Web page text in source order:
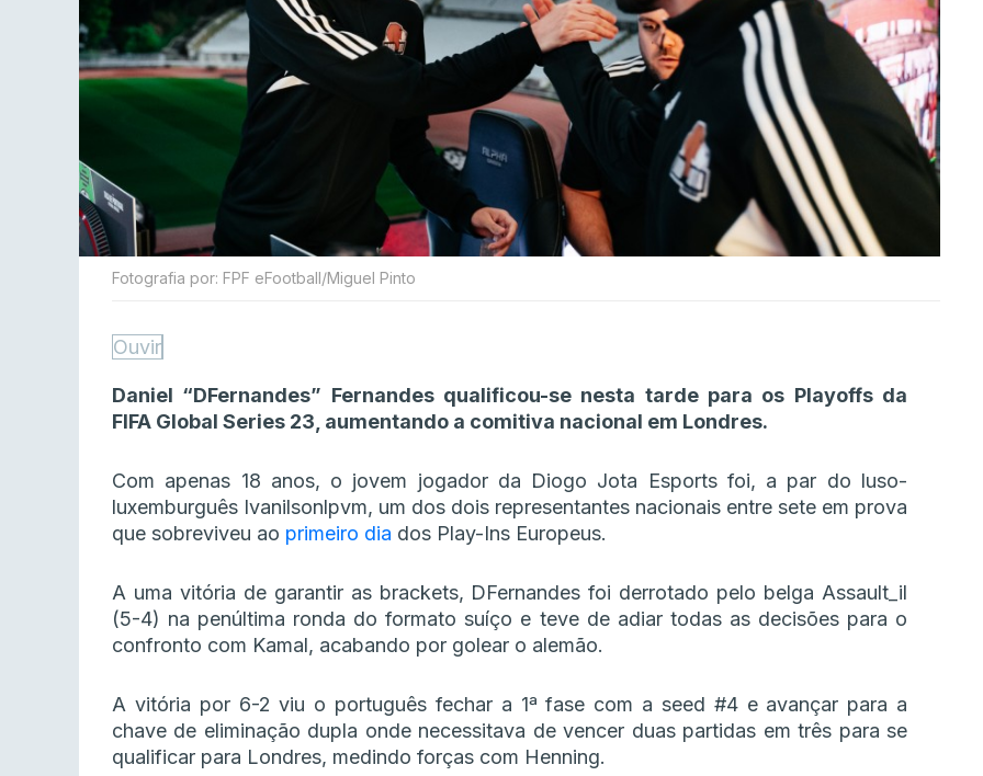
Fotografia por: FPF eFootball/Miguel Pinto
Ouvir
Daniel “DFernandes” Fernandes qualificou-se nesta tarde para os Playoffs da
FIFA Global Series 23, aumentando a comitiva nacional em Londres.
Com apenas 18 anos, o jovem jogador da Diogo Jota Esports foi, a par do luso-
luxemburguês Ivanilsonlpvm, um dos dois representantes nacionais entre sete em prova
que sobreviveu ao primeiro dia dos Play-Ins Europeus.
A uma vitória de garantir as brackets, DFernandes foi derrotado pelo belga Assault_il
(5-4) na penúltima ronda do formato suíço e teve de adiar todas as decisões para o
confronto com Kamal, acabando por golear o alemão.
A vitória por 6-2 viu o português fechar a 1ª fase com a seed #4 e avançar para a
chave de eliminação dupla onde necessitava de vencer duas partidas em três para se
qualificar para Londres, medindo forças com Henning.